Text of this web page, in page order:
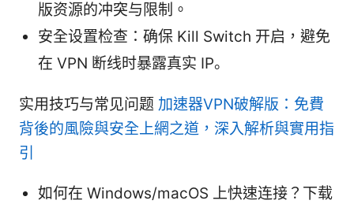
版资源的冲突与限制。
安全设置检查：确保 Kill Switch 开启，避免
在 VPN 断线时暴露真实 IP。
实用技巧与常见问题 加速器VPN破解版：免費
背後的風險與安全上網之道，深入解析與實用指
引
如何在 Windows/macOS 上快速连接？下载